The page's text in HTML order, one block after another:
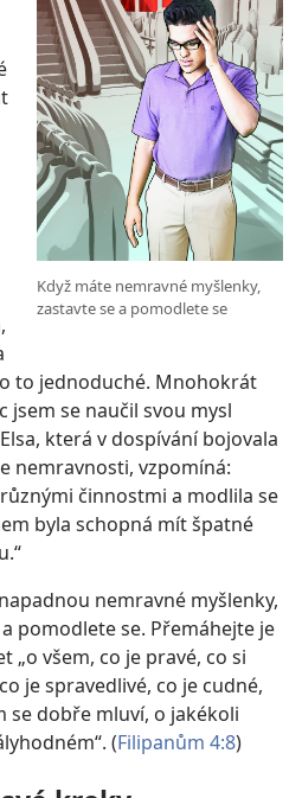
Když máte nemravné myšlenky,
zastavte se a pomodlete se
to jednoduché. Mnohokrát
jsem se naučil svou mysl
která v dospívání bojovala
nemravnosti, vzpomíná:
různými činnostmi a modlila se
byla schopná mít špatné
nemravné myšlenky,
pomodlete se. Přemáhejte je
„o všem, co je pravé, co si
je spravedlivé, co je cudné,
se dobře mluví, o jakékoli
(Filipanům 4:8)